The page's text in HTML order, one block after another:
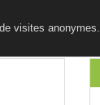
visites anonymes.